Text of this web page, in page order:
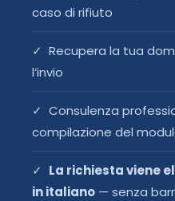
caso di rifiuto
✓ Recupera la tua
l’invio
✓ Consulenza
compilazione del
✓ La richiesta viene
in italiano — senza